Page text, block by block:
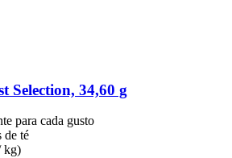
Selection, 34,60 g
para cada gusto
de té
kg)